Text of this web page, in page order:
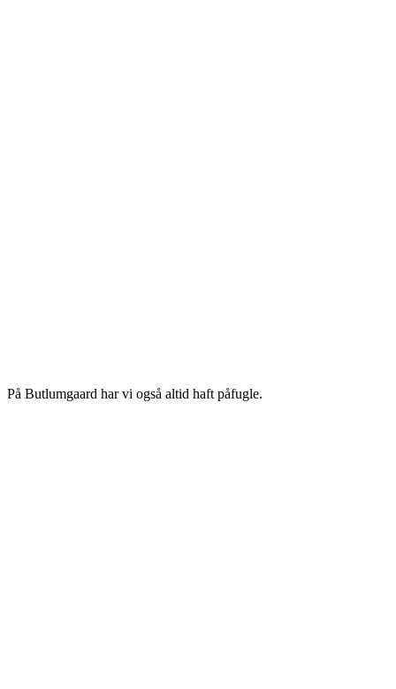
På Butlumgaard har vi også altid haft påfugle.